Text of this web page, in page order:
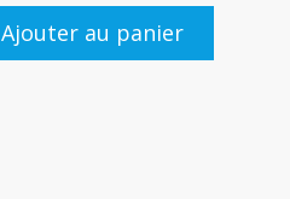
Ajouter au panier